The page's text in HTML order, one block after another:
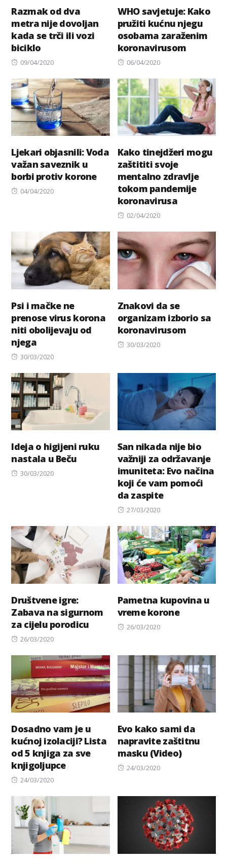
Razmak od dva
metra nije dovoljan
kada se trči ili vozi
biciklo
Posted
09/04/2020
WHO savjetuje: Kako
pružiti kućnu njegu
osobama zaraženim
koronavirusom
Posted
06/04/2020
Ljekari objasnili: Voda
važan saveznik u
borbi protiv korone
Posted
04/04/2020
Kako tinejdžeri mogu
zaštititi svoje
mentalno zdravlje
tokom pandemije
koronavirusa
Posted
02/04/2020
Psi i mačke ne
prenose virus korona
niti obolijevaju od
njega
Posted
30/03/2020
Znakovi da se
organizam izborio sa
koronavirusom
Posted
30/03/2020
Ideja o higijeni ruku
nastala u Beču
Posted
30/03/2020
San nikada nije bio
važniji za održavanje
imuniteta: Evo načina
koji će vam pomoći
da zaspite
Posted
27/03/2020
Društvene igre:
Zabava na sigurnom
za cijelu porodicu
Posted
26/03/2020
Pametna kupovina u
vreme korone
Posted
26/03/2020
Dosadno vam je u
kućnoj izolaciji? Lista
od 5 knjiga za sve
knjigoljupce
Posted
24/03/2020
Evo kako sami da
napravite zaštitnu
masku (Video)
Posted
24/03/2020